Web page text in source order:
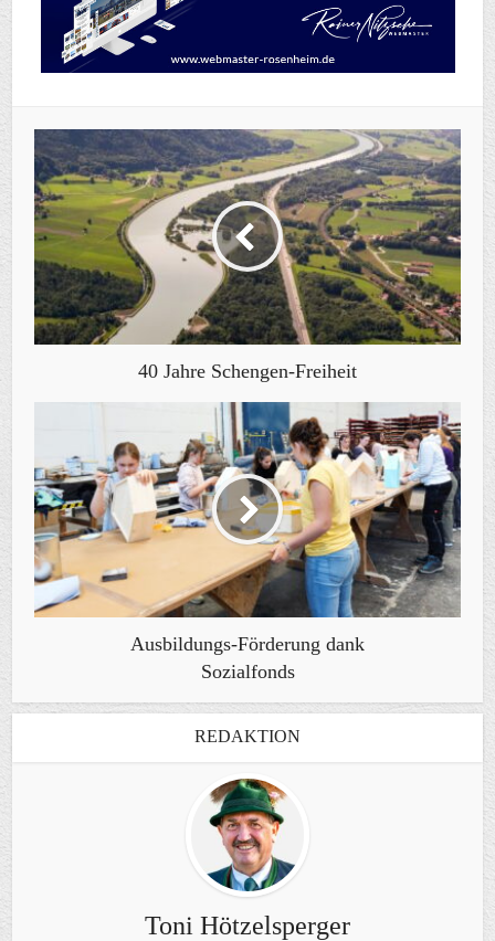
40 Jahre Schengen-Freiheit
Ausbildungs-Förderung dank
Sozialfonds
REDAKTION
Toni Hötzelsperger